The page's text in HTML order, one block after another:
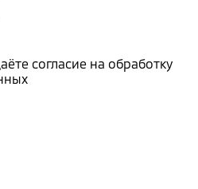
согласие на обработку